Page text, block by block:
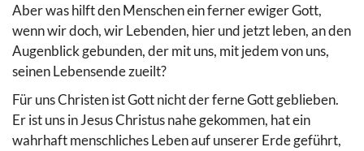
Aber was hilft den Menschen ein ferner ewiger Gott,
wenn wir doch, wir Lebenden, hier und jetzt leben, an den
Augenblick gebunden, der mit uns, mit jedem von uns,
seinen Lebensende zueilt?
Für uns Christen ist Gott nicht der ferne Gott geblieben.
Er ist uns in Jesus Christus nahe gekommen, hat ein
wahrhaft menschliches Leben auf unserer Erde geführt,